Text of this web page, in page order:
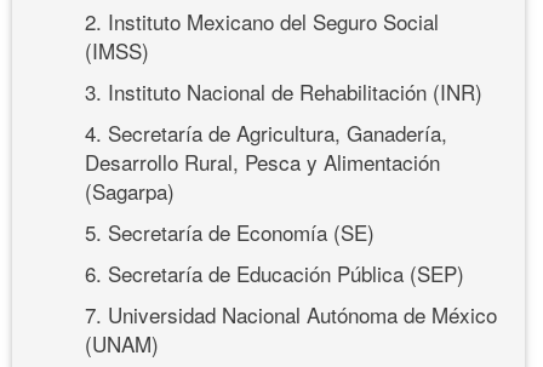
2. Instituto Mexicano del Seguro Social
(IMSS)
3. Instituto Nacional de Rehabilitación (INR)
4. Secretaría de Agricultura, Ganadería,
Desarrollo Rural, Pesca y Alimentación
(Sagarpa)
5. Secretaría de Economía (SE)
6. Secretaría de Educación Pública (SEP)
7. Universidad Nacional Autónoma de México
(UNAM)